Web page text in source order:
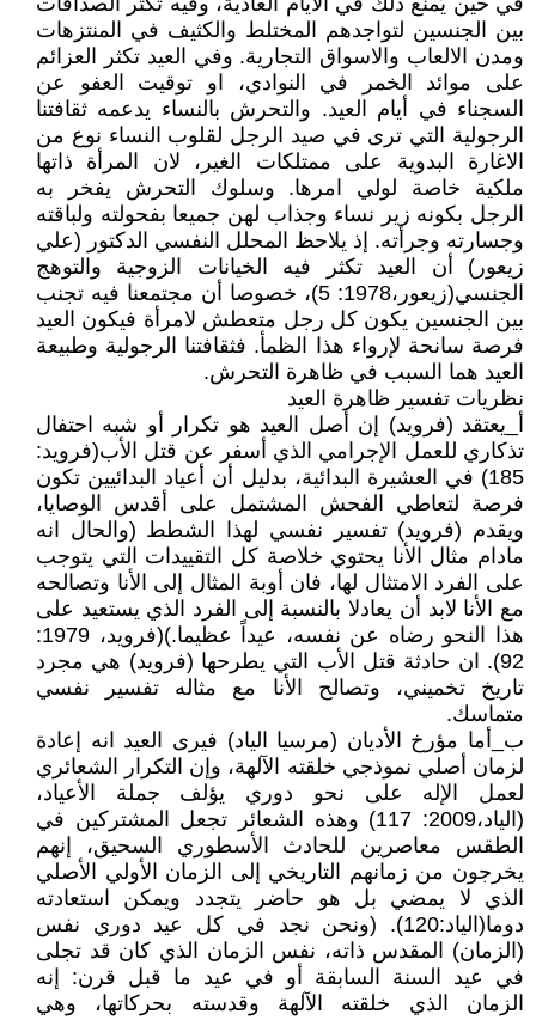
بين الجنسين لتواجدهم المختلط والكثيف في المنتزهات
ومدن الالعاب والاسواق التجارية. وفي العيد تكثر العزائم
على موائد الخمر في النوادي، او توقيت العفو عن
السجناء في أيام العيد. والتحرش بالنساء يدعمه ثقافتنا
الرجولية التي ترى في صيد الرجل لقلوب النساء نوع من
الاغارة البدوية على ممتلكات الغير، لان المرأة ذاتها
ملكية خاصة لولي امرها. وسلوك التحرش يفخر به
الرجل بكونه زير نساء وجذاب لهن جميعا بفحولته ولباقته
وجسارته وجرأته. إذ يلاحظ المحلل النفسي الدكتور (علي
زيعور) أن العيد تكثر فيه الخيانات الزوجية والتوهج
الجنسي(زيعور،1978: 5)، خصوصا أن مجتمعنا فيه تجنب
بين الجنسين يكون كل رجل متعطش لامرأة فيكون العيد
فرصة سانحة لإرواء هذا الظمأ. فثقافتنا الرجولية وطبيعة
العيد هما السبب في ظاهرة التحرش.
نظريات تفسير ظاهرة العيد
أ_يعتقد (فرويد) إن أصل العيد هو تكرار أو شبه احتفال
تذكاري للعمل الإجرامي الذي أسفر عن قتل الأب(فرويد:
185) في العشيرة البدائية، بدليل أن أعياد البدائيين تكون
فرصة لتعاطي الفحش المشتمل على أقدس الوصايا،
ويقدم (فرويد) تفسير نفسي لهذا الشطط (والحال انه
مادام مثال الأنا يحتوي خلاصة كل التقييدات التي يتوجب
على الفرد الامتثال لها، فان أوبة المثال إلى الأنا وتصالحه
مع الأنا لابد أن يعادلا بالنسبة إلى الفرد الذي يستعيد على
هذا النحو رضاه عن نفسه، عيداً عظيما.)(فرويد، 1979:
92). ان حادثة قتل الأب التي يطرحها (فرويد) هي مجرد
تاريخ تخميني، وتصالح الأنا مع مثاله تفسير نفسي
متماسك.
ب_أما مؤرخ الأديان (مرسيا الياد) فيرى العيد انه إعادة
لزمان أصلي نموذجي خلقته الآلهة، وإن التكرار الشعائري
لعمل الإله على نحو دوري يؤلف جملة الأعياد،
(الياد،2009: 117) وهذه الشعائر تجعل المشتركين في
الطقس معاصرين للحادث الأسطوري السحيق، إنهم
يخرجون من زمانهم التاريخي إلى الزمان الأولي الأصلي
الذي لا يمضي بل هو حاضر يتجدد ويمكن استعادته
دوما(الياد:120). (ونحن نجد في كل عيد دوري نفس
(الزمان) المقدس ذاته، نفس الزمان الذي كان قد تجلى
في عيد السنة السابقة أو في عيد ما قبل قرن: إنه
الزمان الذي خلقته الآلهة وقدسته بحركاتها، وهي